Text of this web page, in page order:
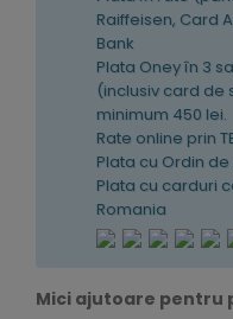
Raiffeisen, Card
Bank
Plata Oney în 3
(inclusiv card de
minimum 450 lei.
Rate online prin
Plata cu Ordin
Plata cu carduri
Romania
Mici ajutoare pentru